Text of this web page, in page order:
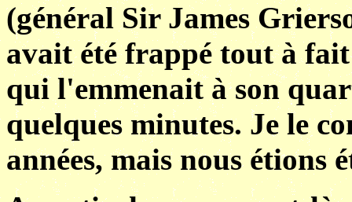
(général Sir James
avait été frappé tout à
qui l'emmenait à son
quelques minutes. Je le
années, mais nous étions